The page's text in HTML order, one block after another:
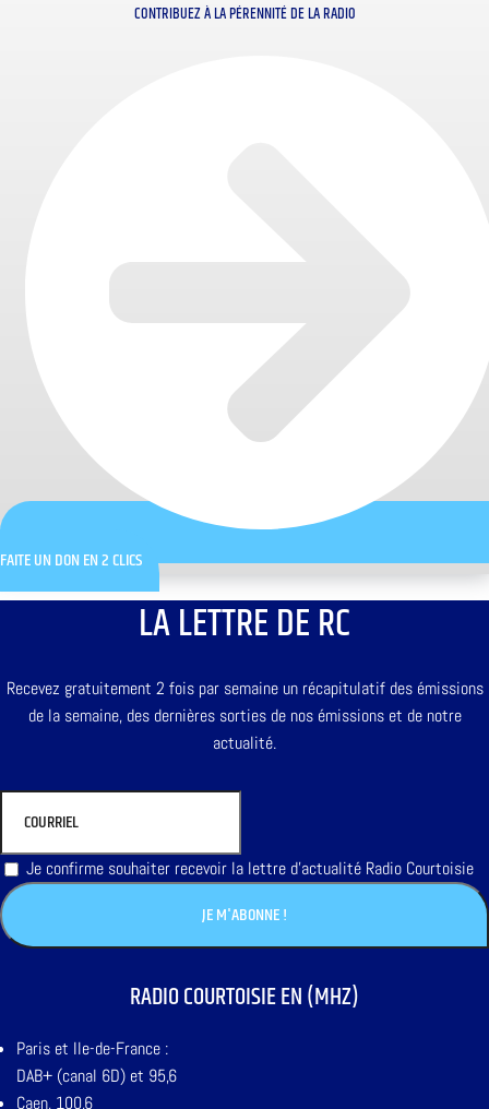
CONTRIBUEZ À LA PÉRENNITÉ DE LA RADIO
FAITE UN DON EN 2 CLICS
LA LETTRE DE RC
Recevez gratuitement 2 fois par semaine un récapitulatif des émissions
de la semaine, des dernières sorties de nos émissions et de notre
actualité.
Je confirme souhaiter recevoir la lettre d'actualité Radio Courtoisie
RADIO COURTOISIE EN (MHZ)
Paris et Ile-de-France :
DAB+ (canal 6D) et 95,6
Caen, 100,6